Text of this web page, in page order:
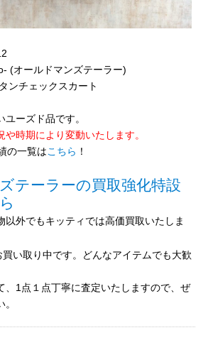
(オールドマンズテーラー)
ンチェックスカート
ーズド品です。
時期により変動いたします。
の一覧はこちら ！
テーラーの買取強化特設
以外でもキッティでは高価買取いたしま
買い取り中です。どんなアイテムでも大歓
、1点１点丁寧に査定いたしますので、ぜ